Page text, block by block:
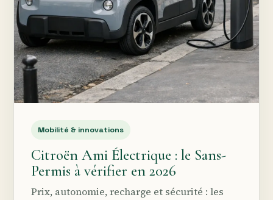
Mobilité & innovations
Citroën Ami Électrique : le Sans-
Permis à vérifier en 2026
Prix, autonomie, recharge et sécurité : les